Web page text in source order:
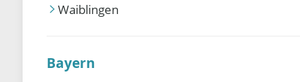
Waiblingen
Bayern